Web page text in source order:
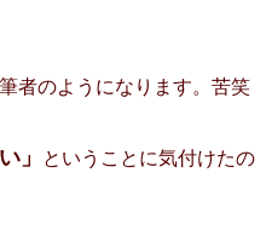
者のようになります。苦笑
」 ということに気付けたの